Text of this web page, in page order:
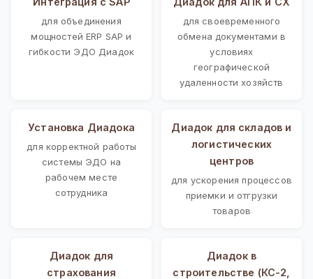
для объединения
мощностей ERP SAP и
гибкости ЭДО Диадок
для своевременного
обмена документами в
условиях
географической
удаленности хозяйств
Установка Диадока
для корректной работы
системы ЭДО на
рабочем месте
сотрудника
Диадок для складов и
логистических
центров
для ускорения процессов
приемки и отгрузки
товаров
Диадок для
страхования
Диадок в
строительстве (КС-2,